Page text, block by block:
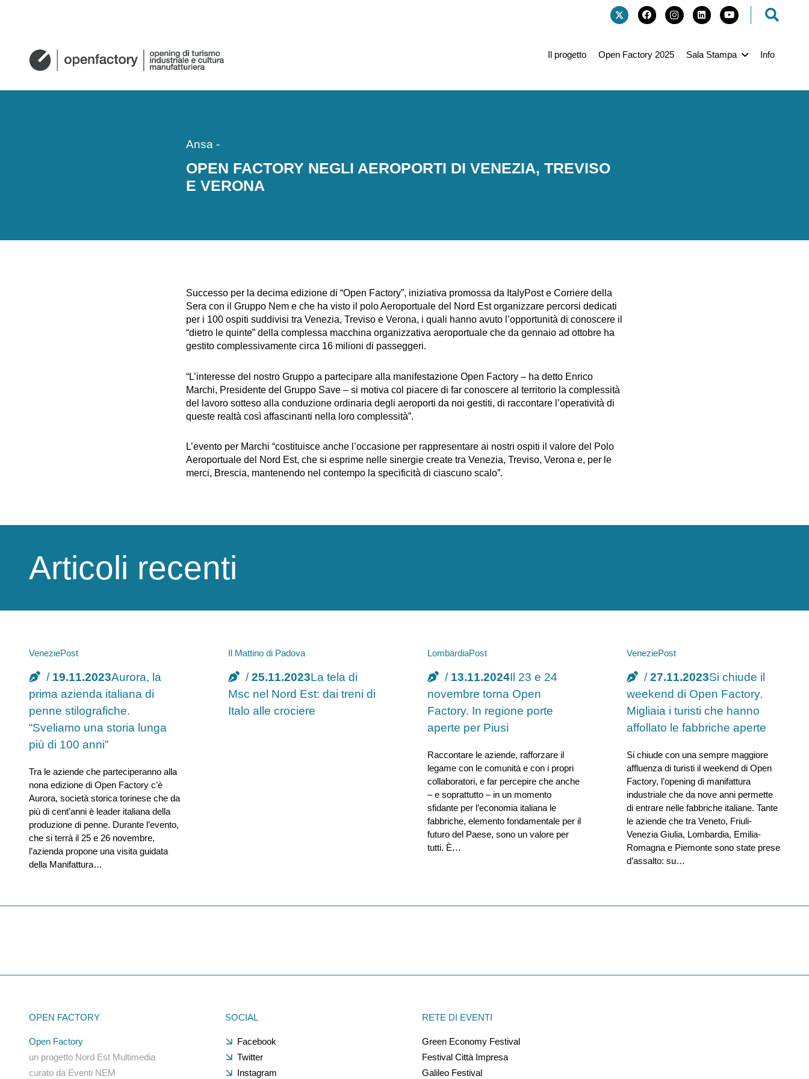
Il progetto Open Factory 2025 Sala Stampa Info
Ansa -
OPEN FACTORY NEGLI AEROPORTI DI VENEZIA, TREVISO
E VERONA
Successo per la decima edizione di “Open Factory”, iniziativa promossa da ItalyPost e Corriere della
Sera con il Gruppo Nem e che ha visto il polo Aeroportuale del Nord Est organizzare percorsi dedicati
per i 100 ospiti suddivisi tra Venezia, Treviso e Verona, i quali hanno avuto l’opportunità di conoscere il
“dietro le quinte” della complessa macchina organizzativa aeroportuale che da gennaio ad ottobre ha
gestito complessivamente circa 16 milioni di passeggeri.
“L’interesse del nostro Gruppo a partecipare alla manifestazione Open Factory – ha detto Enrico
Marchi, Presidente del Gruppo Save – si motiva col piacere di far conoscere al territorio la complessità
del lavoro sotteso alla conduzione ordinaria degli aeroporti da noi gestiti, di raccontare l’operatività di
queste realtà così affascinanti nella loro complessità”.
L’evento per Marchi “costituisce anche l’occasione per rappresentare ai nostri ospiti il valore del Polo
Aeroportuale del Nord Est, che si esprime nelle sinergie create tra Venezia, Treviso, Verona e, per le
merci, Brescia, mantenendo nel contempo la specificità di ciascuno scalo”.
Articoli recenti
VeneziePost
19.11.2023Aurora, la
prima azienda italiana di
penne stilografiche.
“Sveliamo una storia lunga
più di 100 anni”
Tra le aziende che parteciperanno alla
nona edizione di Open Factory c’è
Aurora, società storica torinese che da
più di cent’anni è leader italiana della
produzione di penne. Durante l’evento,
che si terrà il 25 e 26 novembre,
l’azienda propone una visita guidata
della Manifattura…
Il Mattino di Padova
25.11.2023La tela di
Msc nel Nord Est: dai treni di
Italo alle crociere
LombardiaPost
13.11.2024Il 23 e 24
novembre torna Open
Factory. In regione porte
aperte per Piusi
Raccontare le aziende, rafforzare il
legame con le comunità e con i propri
collaboratori, e far percepire che anche
– e soprattutto – in un momento
sfidante per l’economia italiana le
fabbriche, elemento fondamentale per il
futuro del Paese, sono un valore per
tutti. È…
VeneziePost
27.11.2023Si chiude il
weekend di Open Factory.
Migliaia i turisti che hanno
affollato le fabbriche aperte
Si chiude con una sempre maggiore
affluenza di turisti il weekend di Open
Factory, l’opening di manifattura
industriale che da nove anni permette
di entrare nelle fabbriche italiane. Tante
le aziende che tra Veneto, Friuli-
Venezia Giulia, Lombardia, Emilia-
Romagna e Piemonte sono state prese
d’assalto: su…
OPEN FACTORY
Open Factory
un progetto Nord Est Multimedia
curato da Eventi NEM
SOCIAL
Facebook
Twitter
Instagram
RETE DI EVENTI
Green Economy Festival
Festival Città Impresa
Galileo Festival